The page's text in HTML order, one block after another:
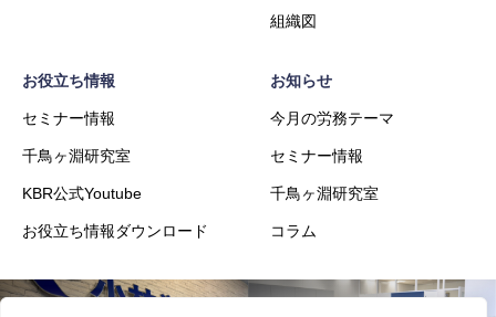
組織図
お役立ち情報
セミナー情報
千鳥ヶ淵研究室
KBR公式Youtube
お役立ち情報ダウンロード
お知らせ
今月の労務テーマ
セミナー情報
千鳥ヶ淵研究室
コラム